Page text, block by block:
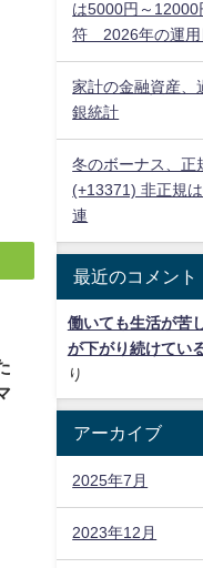
は5000円～
符 2026年の運
家計の金融資産
銀統計
冬のボーナス、正
(+13371) 非正規
連
最近のコメント
働いても生活が苦
が下がり続けてい
り
アーカイブ
2025年7月
2023年12月